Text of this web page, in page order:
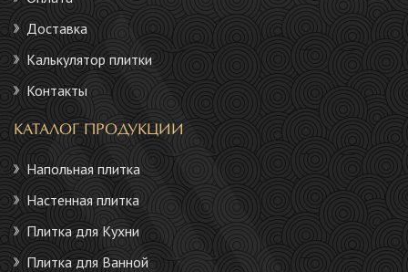
Доставка
Калькулятор плитки
Контакты
КАТАЛОГ ПРОДУКЦИИ
Напольная плитка
Настенная плитка
Плитка для Кухни
Плитка для Ванной